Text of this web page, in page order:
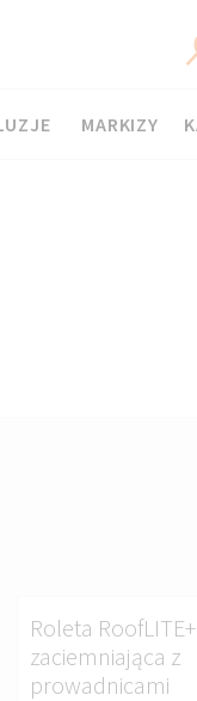
MARKIZY
Roleta
zaciemniająca z
prowadnicami